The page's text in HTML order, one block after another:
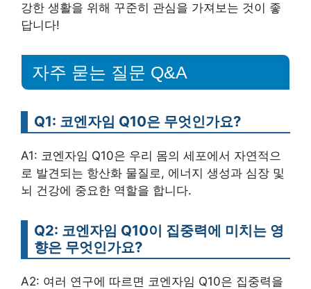
강한 생활을 위해 꾸준히 관심을 가져보는 것이 좋
답니다!
자주 묻는 질문 Q&A
Q1: 코엔자임 Q10은 무엇인가요?
A1: 코엔자임 Q10은 우리 몸의 세포에서 자연적으
로 발견되는 항산화 물질로, 에너지 생성과 심장 및
뇌 건강에 중요한 역할을 합니다.
Q2: 코엔자임 Q10이 집중력에 미치는 영
향은 무엇인가요?
A2: 여러 연구에 따르면 코엔자임 Q10은 집중력을